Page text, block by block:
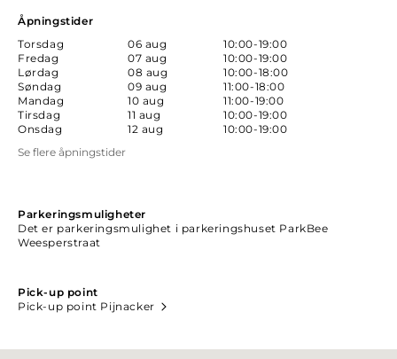
Åpningstider
Torsdag
06 aug
10:00-19:00
Fredag
07 aug
10:00-19:00
Lørdag
08 aug
10:00-18:00
Søndag
09 aug
11:00-18:00
Mandag
10 aug
11:00-19:00
Tirsdag
11 aug
10:00-19:00
Onsdag
12 aug
10:00-19:00
Se flere åpningstider
Parkeringsmuligheter
Det er parkeringsmulighet i parkeringshuset ParkBee
Weesperstraat
Pick-up point
Pick-up point Pijnacker